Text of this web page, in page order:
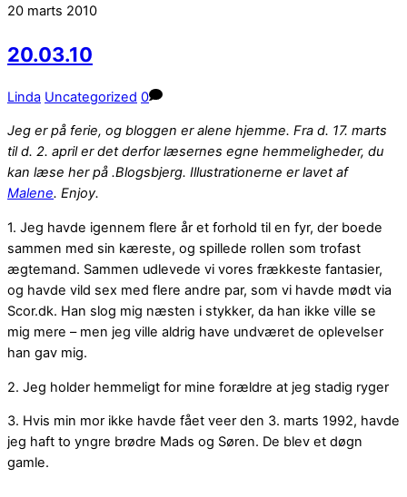
20 marts 2010
20.03.10
Linda Uncategorized 0
Jeg er på ferie, og bloggen er alene hjemme. Fra d. 17. marts
til d. 2. april er det derfor læsernes egne hemmeligheder, du
kan læse her på .Blogsbjerg. Illustrationerne er lavet af
Malene. Enjoy.
1. Jeg havde igennem flere år et forhold til en fyr, der boede
sammen med sin kæreste, og spillede rollen som trofast
ægtemand. Sammen udlevede vi vores frækkeste fantasier,
og havde vild sex med flere andre par, som vi havde mødt via
Scor.dk. Han slog mig næsten i stykker, da han ikke ville se
mig mere – men jeg ville aldrig have undværet de oplevelser
han gav mig.
2. Jeg holder hemmeligt for mine forældre at jeg stadig ryger
3. Hvis min mor ikke havde fået veer den 3. marts 1992, havde
jeg haft to yngre brødre Mads og Søren. De blev et døgn
gamle.